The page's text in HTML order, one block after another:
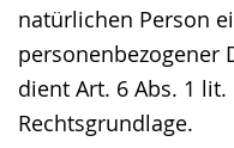
natürlichen Person
personenbezogener
dient Art. 6 Abs. 1 lit.
Rechtsgrundlage.